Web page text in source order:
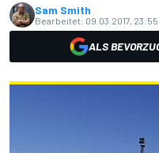
Sam Smith
Bearbeitet: 09.03.2017, 23:55
ALS